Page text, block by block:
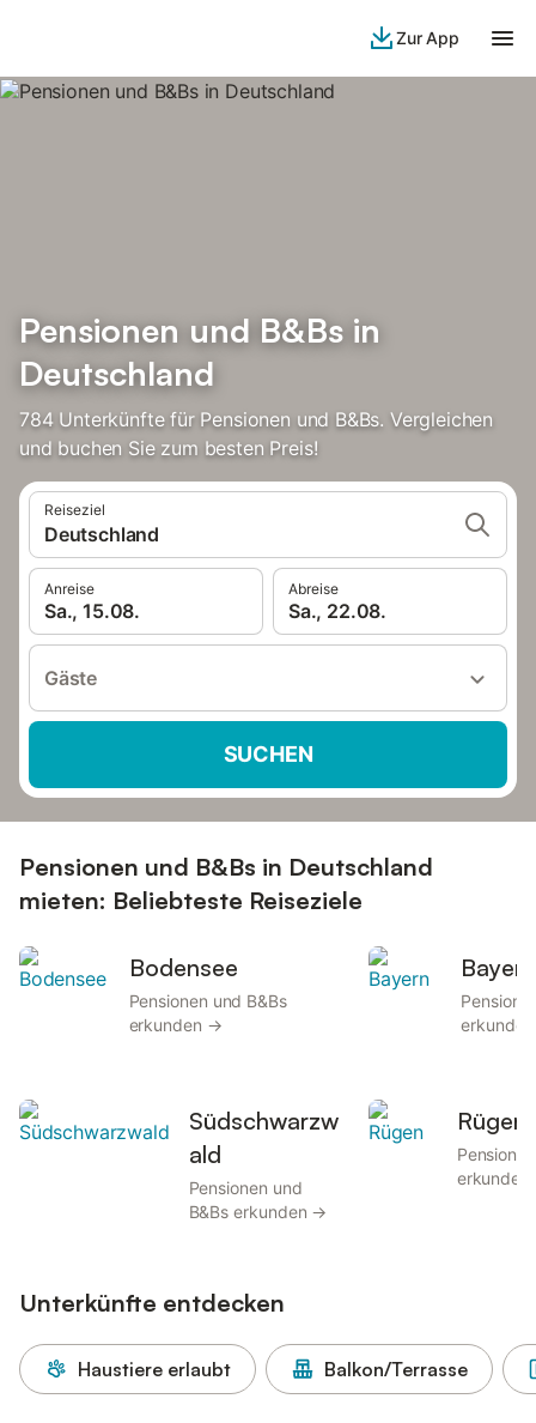
Zur App
Pensionen und B&Bs in
Deutschland
784 Unterkünfte für Pensionen und B&Bs. Vergleichen
und buchen Sie zum besten Preis!
Reiseziel
Deutschland
Anreise
Sa., 15.08.
Abreise
Sa., 22.08.
Gäste
SUCHEN
Pensionen und B&Bs in Deutschland
mieten: Beliebteste Reiseziele
Bodensee
Pensionen und B&Bs
erkunden →
Bayern
Südschwarzw
ald
Pensionen und
B&Bs erkunden →
Rügen
Unterkünfte entdecken
Haustiere erlaubt Balkon/Terrasse